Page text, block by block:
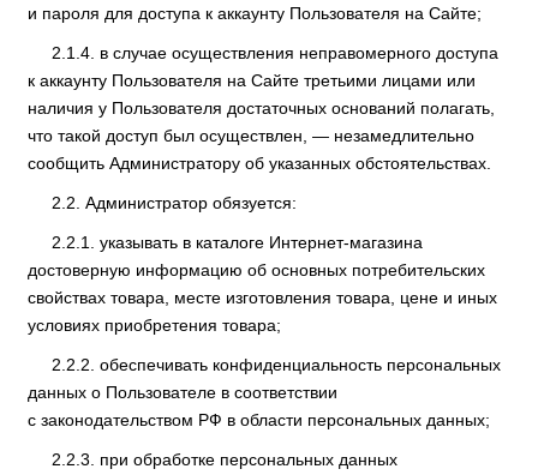
и пароля для доступа к аккаунту Пользователя на Сайте;
в случае осуществления неправомерного доступа
к аккаунту Пользователя на Сайте третьими лицами или
наличия у Пользователя достаточных оснований полагать,
что такой доступ был осуществлен, — незамедлительно
сообщить Администратору об указанных обстоятельствах.
Администратор обязуется:
указывать в каталоге Интернет-магазина
достоверную информацию об основных потребительских
свойствах товара, месте изготовления товара, цене и иных
условиях приобретения товара;
обеспечивать конфиденциальность персональных
данных о Пользователе в соответствии
с законодательством РФ в области персональных данных;
при обработке персональных данных